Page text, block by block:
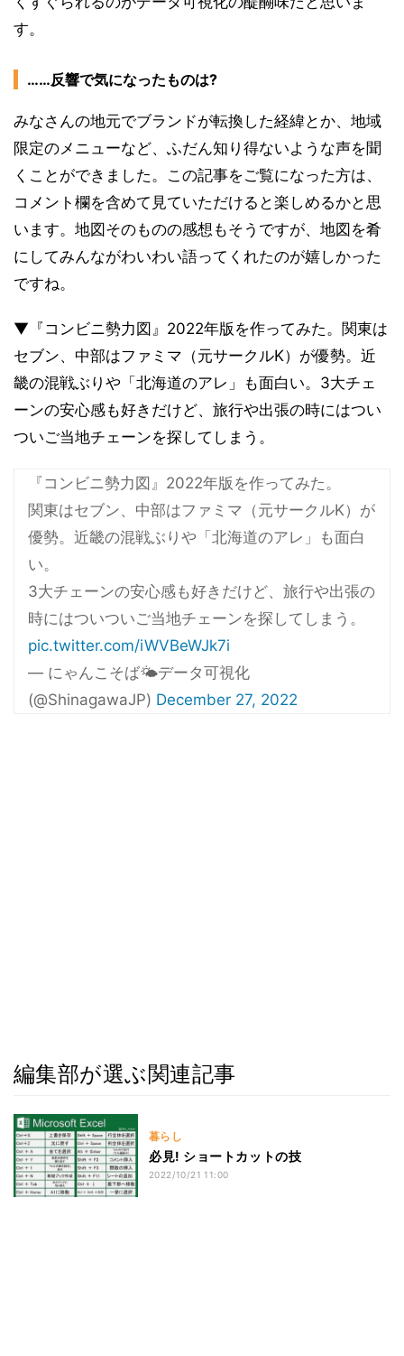
す。
……反響で気になったものは?
みなさんの地元でブランドが転換した経緯とか、地域
限定のメニューなど、ふだん知り得ないような声を聞
くことができました。この記事をご覧になった方は、
コメント欄を含めて見ていただけると楽しめるかと思
います。地図そのものの感想もそうですが、地図を肴
にしてみんながわいわい語ってくれたのが嬉しかった
ですね。
▼『コンビニ勢力図』2022年版を作ってみた。関東は
セブン、中部はファミマ（元サークルK）が優勢。近
畿の混戦ぶりや「北海道のアレ」も面白い。3大チェ
ーンの安心感も好きだけど、旅行や出張の時にはつい
ついご当地チェーンを探してしまう。
『コンビニ勢力図』2022年版を作ってみた。
関東はセブン、中部はファミマ（元サークルK）が
優勢。近畿の混戦ぶりや「北海道のアレ」も面白
い。
3大チェーンの安心感も好きだけど、旅行や出張の
時にはついついご当地チェーンを探してしまう。
pic.twitter.com/iWVBeWJk7i
— にゃんこそば🌤️データ可視化
(@ShinagawaJP) December 27, 2022
編集部が選ぶ関連記事
暮らし
必見! ショートカットの技
2022/10/21 11:00